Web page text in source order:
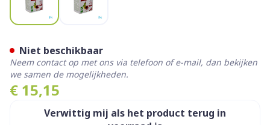
€ 15,15
Verwittig mij als het product terug in
Niet beschikbaar
Neem contact op met ons via telefoon of e-mail, dan bekijken
we samen de mogelijkheden.